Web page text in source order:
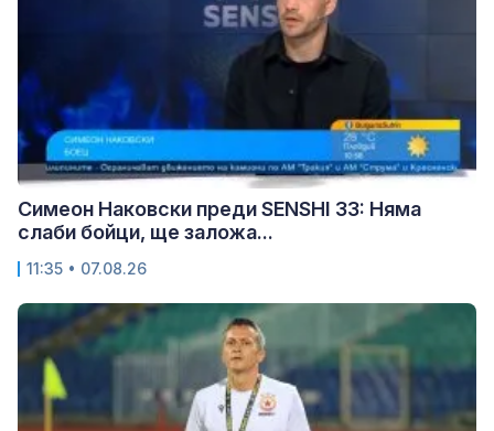
Симеон Наковски преди SENSHI 33: Няма
слаби бойци, ще заложа...
11:35 • 07.08.26